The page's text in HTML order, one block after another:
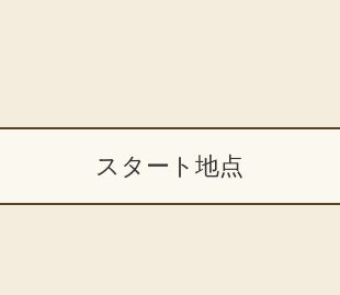
スタート地点